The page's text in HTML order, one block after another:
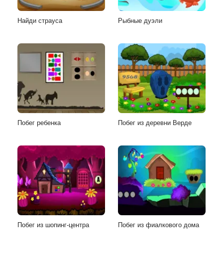
Найди страуса Рыбные дуэли
Побег ребенка Побег из деревни Верде
Побег из шопинг-центра Побег из фиалкового дома